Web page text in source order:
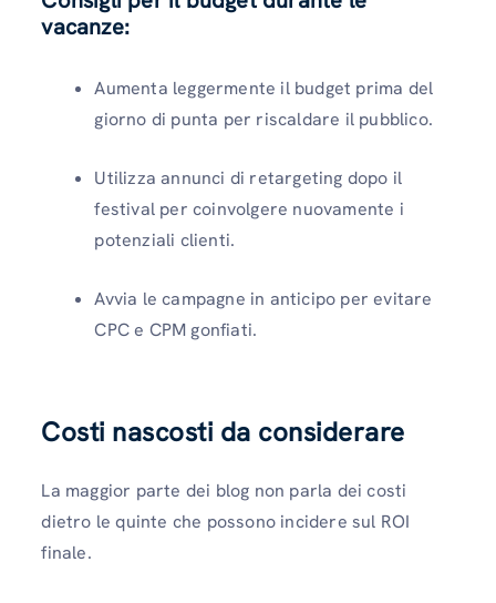
vacanze:
Aumenta leggermente il budget prima del
giorno di punta per riscaldare il pubblico.
Utilizza annunci di retargeting dopo il
festival per coinvolgere nuovamente i
potenziali clienti.
Avvia le campagne in anticipo per evitare
CPC e CPM gonfiati.
Costi nascosti da considerare
La maggior parte dei blog non parla dei costi
dietro le quinte che possono incidere sul ROI
finale.